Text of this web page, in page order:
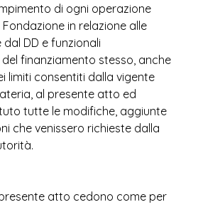
di ogni operazione
in relazione alle
DD e funzionali
del finanziamento stesso, anche
limiti consentiti dalla vigente
al presente atto ed
tutte le modifiche, aggiunte
che venissero richieste dalla
atto cedono come per